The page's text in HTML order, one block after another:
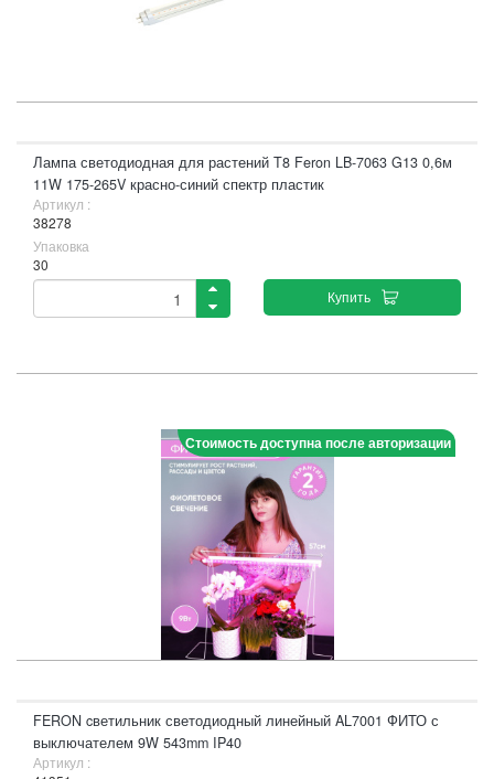
Лампа светодиодная для растений T8 Feron LB-7063 G13 0,6м
11W 175-265V красно-синий спектр пластик
Артикул :
38278
Упаковка
30
Купить
Стоимость доступна после авторизации
FERON cветильник светодиодный линейный AL7001 ФИТО с
выключателем 9W 543mm IP40
Артикул :